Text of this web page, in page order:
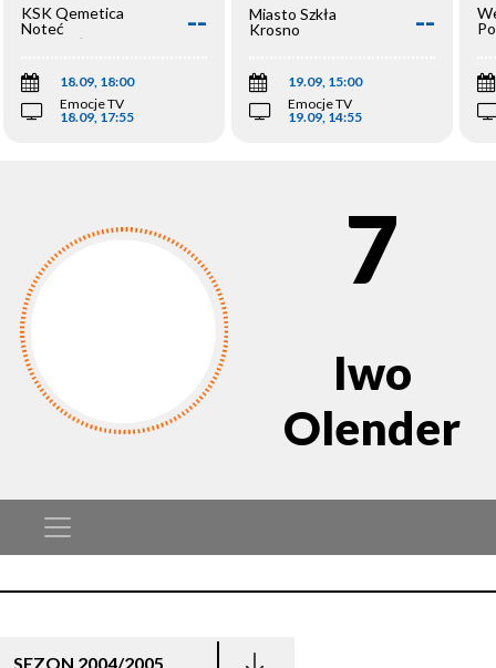
KSK Qemetica
Noteć
Inowrocław
--
18.09, 18:00
Emocje TV
18.09, 17:55
Miasto Szkła
Krosno
--
19.09, 15:00
Emocje TV
19.09, 14:55
7
Iwo
Olender
SEZON 2004/2005